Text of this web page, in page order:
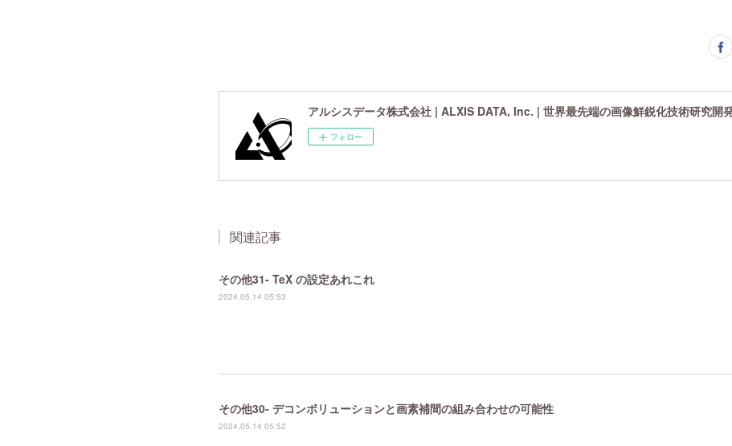
アルシスデータ株式会社 | ALXIS DATA, Inc. | 世界最先端の画像鮮鋭化技術研究開
フォロー
関連記事
その他31- TeX の設定あれこれ
2024.05.14 05:53
その他30- デコンボリューションと画素補間の組み合わせの可能性
2024.05.14 05:52